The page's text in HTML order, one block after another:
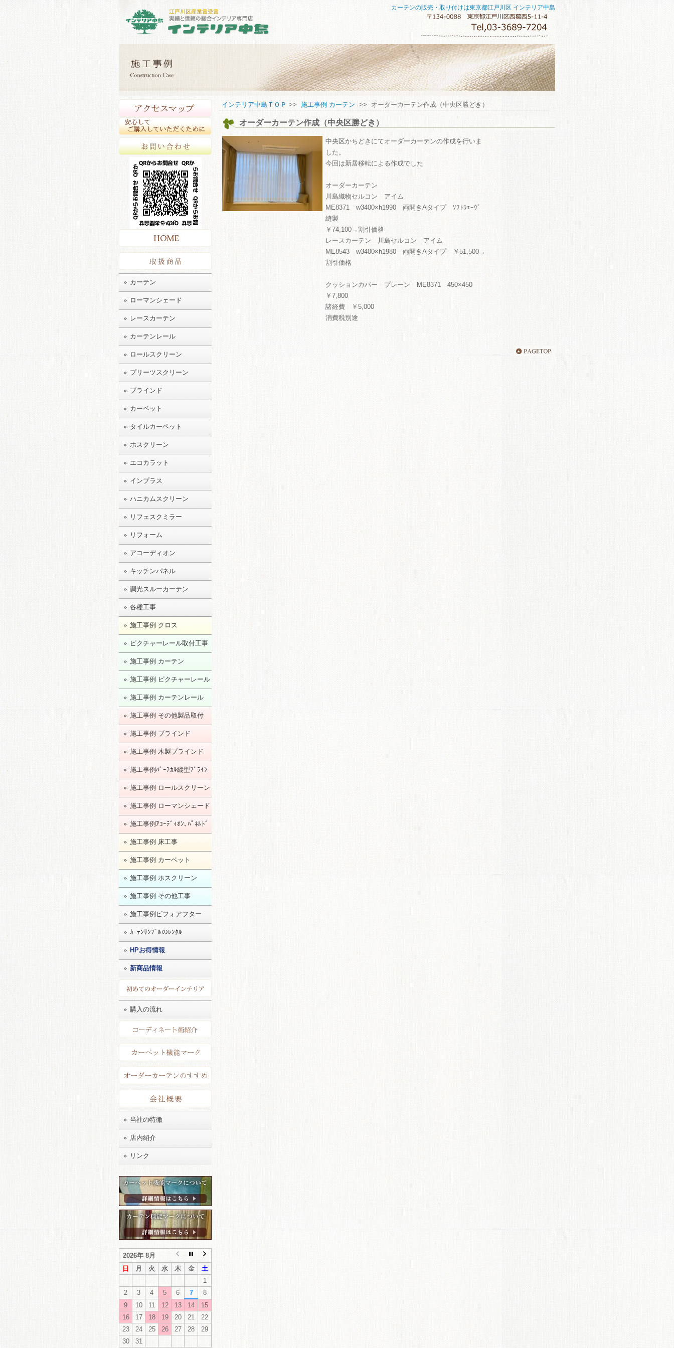
カーテンの販売・取り付けは東京都江戸川区 インテリア中島
アクセスマップ
安心してご購入していただくために
お問い合わせ
カーテン
ローマンシェード
レースカーテン
カーテンレール
ロールスクリーン
プリーツスクリーン
ブラインド
カーペット
タイルカーペット
ホスクリーン
エコカラット
インプラス
ハニカムスクリーン
リフェスクミラー
リフォーム
アコーディオン
キッチンパネル
調光スルーカーテン
各種工事
施工事例 クロス
ピクチャーレール取付工事
施工事例 カーテン
施工事例 ピクチャーレール
施工事例 カーテンレール
施工事例 その他製品取付
施工事例 ブラインド
施工事例 木製ブラインド
施工事例ﾊﾞｰﾁｶﾙ縦型ﾌﾞﾗｲﾝ
ﾄﾞ 施工事例 ロールスクリーン
施工事例 ローマンシェード
施工事例ｱｺｰﾃﾞｨｵﾝ､ﾊﾟﾈﾙﾄﾞ
施工事例 床工事
施工事例 カーペット
施工事例 ホスクリーン
施工事例 その他工事
施工事例ビフォアフター
ｶｰﾃﾝｻﾝﾌﾟﾙのﾚﾝﾀﾙ
HPお得情報
新商品情報
購入の流れ
当社の特徴
店内紹介
リンク
2026年 8月
日
月 火 水 木 金
土
1
2
3 4 5 6 7
8
9
10 11 12 13 14
15
16
17 18 19 20 21
22
23
24 25 26 27 28
29
30
31
インテリア中島ＴＯＰ >> 施工事例 カーテン >> オーダーカーテン作成（中央区勝どき）
オーダーカーテン作成（中央区勝どき）
中央区かちどきにてオーダーカーテンの作成を行いま
した。
今回は新居移転による作成でした
オーダーカーテン
川島織物セルコン アイム
ME8371 w3400×h1990 両開きAタイプ ｿﾌﾄｳｪｰｳﾞ
縫製
￥74,100→割引価格
レースカーテン 川島セルコン アイム
ME8543 w3400×h1980 両開きAタイプ ￥51,500→
割引価格
クッションカバー プレーン ME8371 450×450
￥7,800
諸経費 ￥5,000
消費税別途